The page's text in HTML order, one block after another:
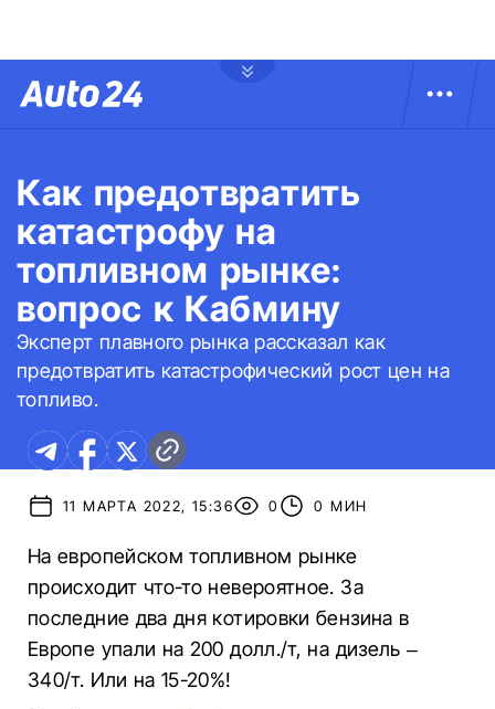
Как предотвратить
катастрофу на
топливном рынке:
вопрос к Кабмину
Эксперт плавного рынка рассказал как
предотвратить катастрофический рост цен на
топливо.
11 МАРТА 2022, 15:36 0 0 МИН
На европейском топливном рынке
происходит что-то невероятное. За
последние два дня котировки бензина в
Европе упали на 200 долл./т, на дизель –
340/т. Или на 15-20%!